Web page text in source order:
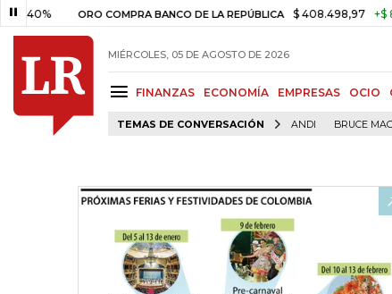
ORO COMPRA BANCO DE LA REPÚBLICA $ 408.498,97 +$ 8.753,81
MIÉRCOLES, 05 DE AGOSTO DE 2026
FINANZAS ECONOMÍA EMPRESAS OCIO
TEMAS DE CONVERSACIÓN ANDI BRUCE